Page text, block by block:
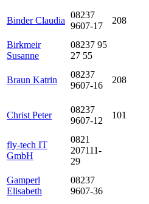
Binder Claudia
08237
9607-17
208
Birkmeir
Susanne
08237 95
27 55
Braun Katrin
08237
9607-16
208
Christ Peter
08237
9607-12
101
fly-tech IT
GmbH
0821
207111-
29
Gamperl
Elisabeth
08237
9607-36